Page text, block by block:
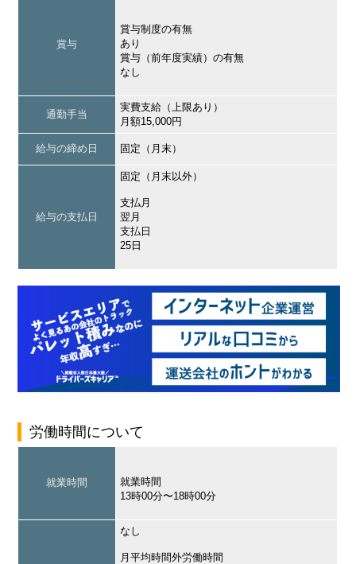
賞与
賞与制度の有無
あり
賞与（前年度実績）の有無
なし
通勤手当
実費支給（上限あり）
月額15,000円
給与の締め日 固定（月末）
給与の支払日
固定（月末以外）
支払月
翌月
支払日
25日
労働時間について
就業時間
就業時間
13時00分〜18時00分
なし
月平均時間外労働時間